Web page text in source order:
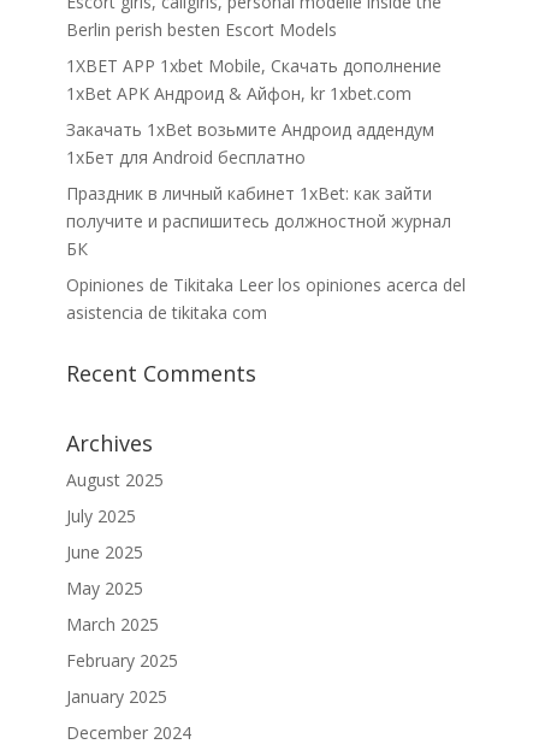
Berlin perish besten Escort Models
1XBET APP 1xbet Mobile, Cкачать дополнение
1xBet APK Андроид & Айфон, kr 1xbet.com
Закачать 1xBet возьмите Андроид аддендум
1хБет для Android бесплатно
Праздник в личный кабинет 1xBet: как зайти
получите и распишитесь должностной журнал
БК
Opiniones de Tikitaka Leer los opiniones acerca del
asistencia de tikitaka com
Recent Comments
Archives
August 2025
July 2025
June 2025
May 2025
March 2025
February 2025
January 2025
December 2024